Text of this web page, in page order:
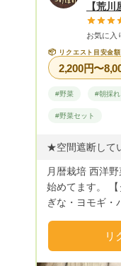
【荒川
お気に入
📦 リクエスト目安金額
2,200円〜
#野菜 #朝採れ
#野菜セット
月暦栽培 西洋野菜の宝箱 2024年 春野草
始めてます。
ぎな・ヨモギ・
なげる食材た
裸地にしない
リ